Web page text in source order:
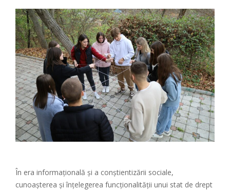
În era informațională și a conștientizării sociale,
cunoașterea și înțelegerea funcționalității unui stat de drept